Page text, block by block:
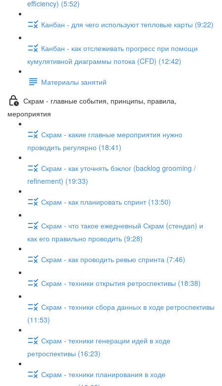
efficiency) (5:52)
Канбан - для чего используют тепловые карты (9:22)
Канбан - как отслеживать прогресс при помощи
кумулятивной диаграммы потока (CFD) (12:42)
Материалы занятий
Скрам - главные события, принципы, правила,
мероприятия
Скрам - какие главные мероприятия нужно
проводить регулярно (18:41)
Скрам - как уточнять бэклог (backlog grooming /
refinement) (19:33)
Скрам - как планировать спринт (13:50)
Скрам - что такое ежедневный Скрам (стендап) и
как его правильно проводить (9:28)
Скрам - как проводить ревью спринта (7:46)
Скрам - техники открытия ретроспективы (18:38)
Скрам - техники сбора данных в ходе ретроспективы
(11:53)
Скрам - техники генерации идей в ходе
ретроспективы (16:23)
Скрам - техники планирования в ходе